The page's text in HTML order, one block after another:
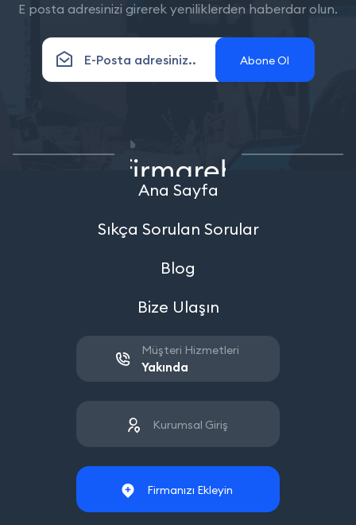
E posta adresinizi girerek yeniliklerden haberdar olun.
Abone Ol
Ana Sayfa
Sıkça Sorulan Sorular
Blog
Bize Ulaşın
Müşteri Hizmetleri
Yakında
Kurumsal Giriş
Firmanızı Ekleyin